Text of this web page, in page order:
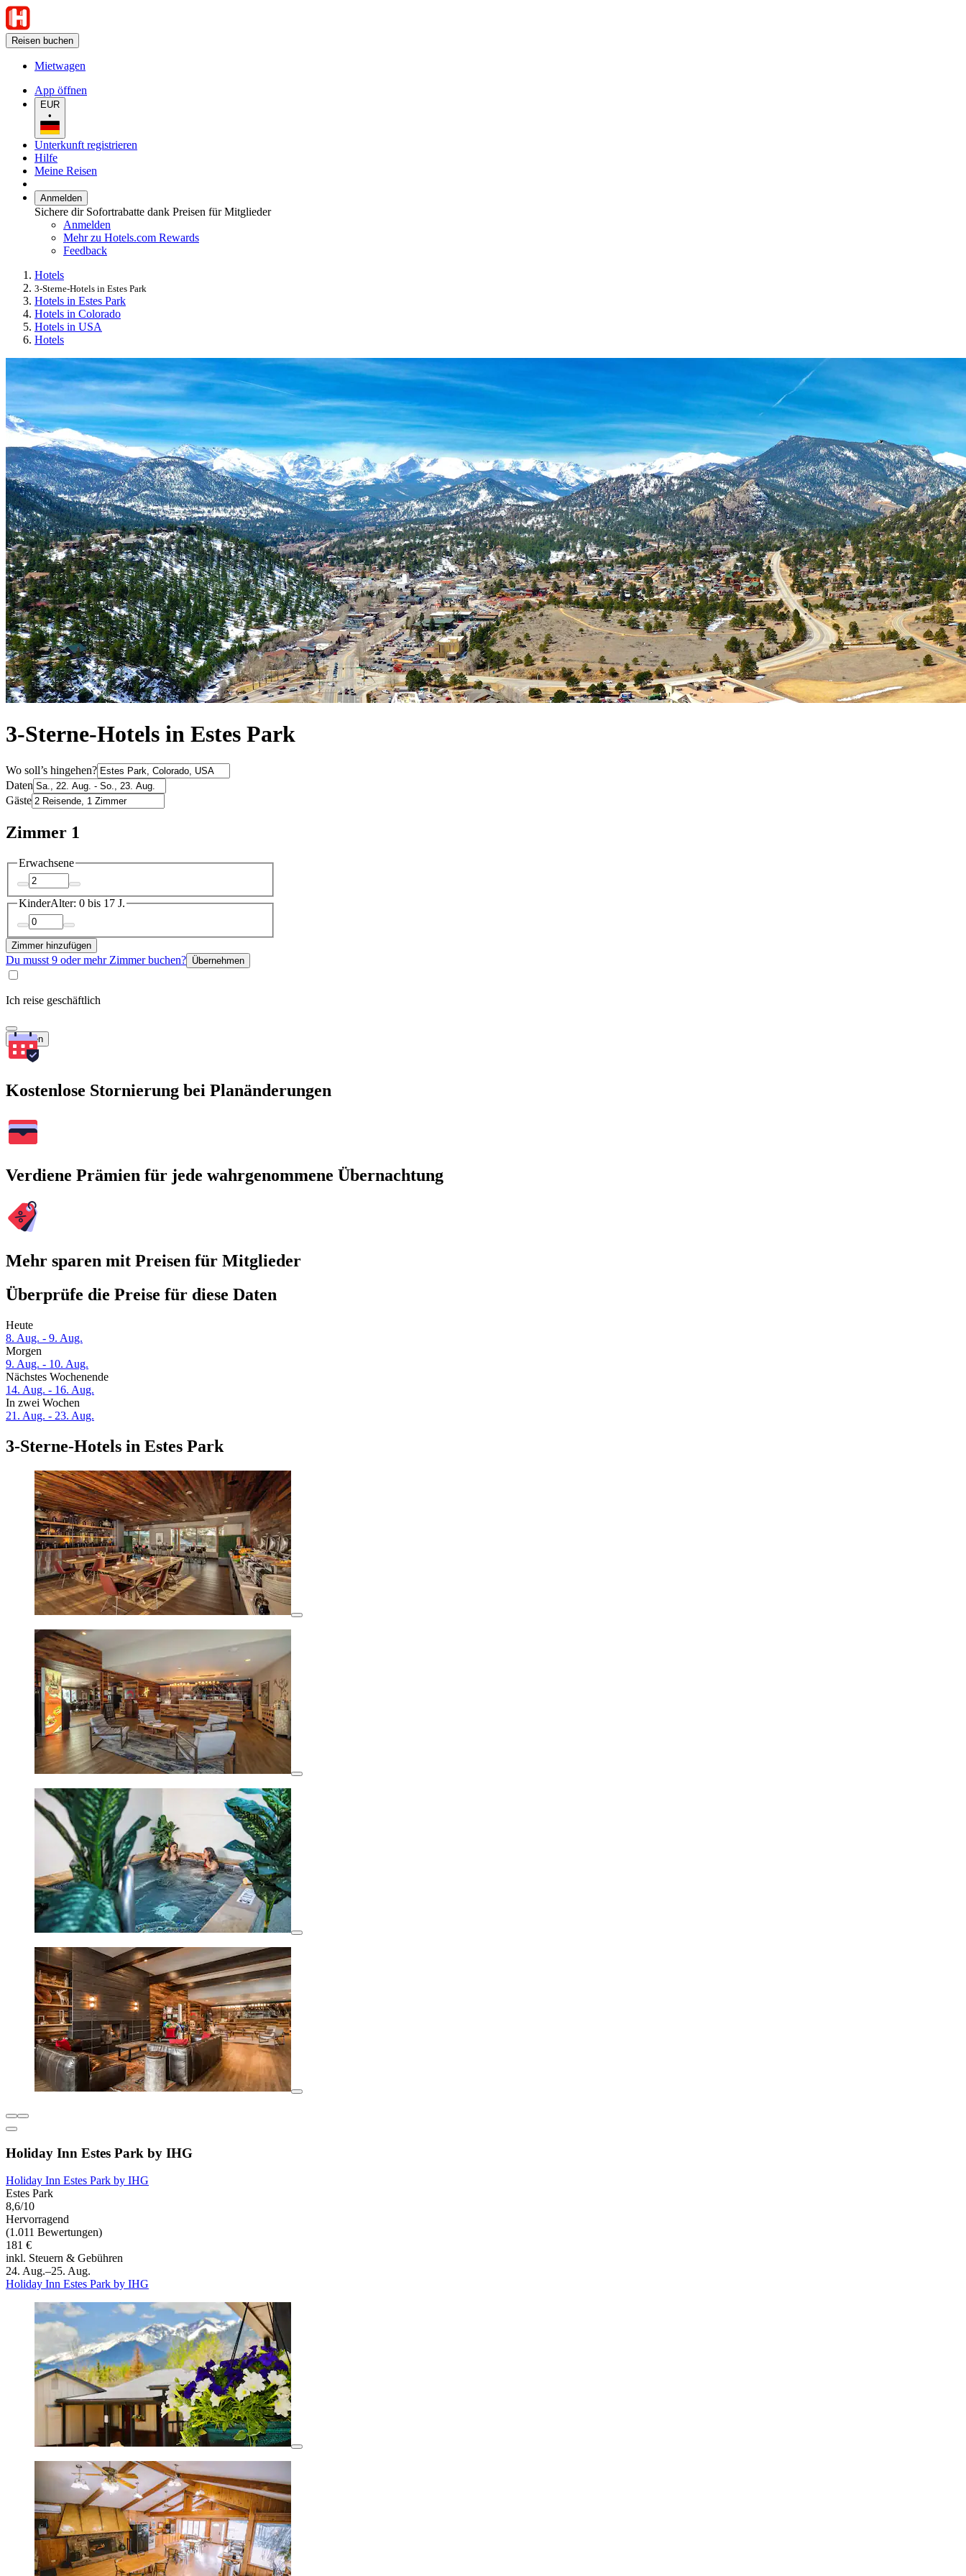
Reisen buchen
Mietwagen
App öffnen
EUR
•
Unterkunft registrieren
Hilfe
Meine Reisen
Anmelden
Sichere dir Sofortrabatte dank Preisen für Mitglieder
Anmelden
Mehr zu Hotels.com Rewards
Feedback
Hotels
3-Sterne-Hotels in Estes Park
Hotels in Estes Park
Hotels in Colorado
Hotels in USA
Hotels
3-Sterne-Hotels in Estes Park
Wo soll’s hingehen?
Daten
Gäste
Zimmer 1
Erwachsene
KinderAlter: 0 bis 17 J.
Zimmer hinzufügen
Du musst 9 oder mehr Zimmer buchen? Übernehmen
Ich reise geschäftlich
Suchen
Kostenlose Stornierung bei Planänderungen
Verdiene Prämien für jede wahrgenommene Übernachtung
Mehr sparen mit Preisen für Mitglieder
Überprüfe die Preise für diese Daten
Heute
8. Aug. - 9. Aug.
Morgen
9. Aug. - 10. Aug.
Nächstes Wochenende
14. Aug. - 16. Aug.
In zwei Wochen
21. Aug. - 23. Aug.
3-Sterne-Hotels in Estes Park
Holiday Inn Estes Park by IHG
Holiday Inn Estes Park by IHG
Estes Park
8,6/10
Hervorragend
(1.011 Bewertungen)
181 €
inkl. Steuern & Gebühren
24. Aug.–25. Aug.
Holiday Inn Estes Park by IHG